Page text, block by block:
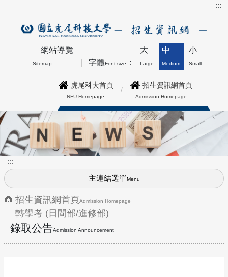
:::
網站導覽
Sitemap 字體Font size ：
大
Large
中
Medium
小
Small
虎尾科大首頁
NFU Homepage
招生資訊網首頁
Admission Homepage
博士班最新公告上方形象圖
:::
主連結選單Menu
招生資訊網首頁Admission Homepage
轉學考 (日間部/進修部)
錄取公告Admission Announcement